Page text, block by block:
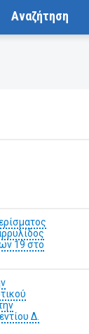
19 στο
Δ.